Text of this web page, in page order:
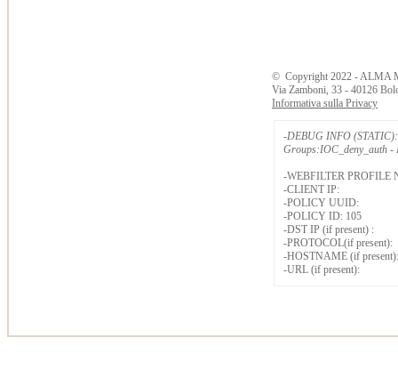
© Copyright 2022 - ALMA
Via Zamboni, 33 - 40126
Informativa sulla Privacy
-DEBUG INFO (STATIC):
Groups:IOC_deny_auth -
-WEBFILTER PROFILE
-CLIENT IP:
-POLICY UUID:
-POLICY ID: 105
-DST IP (if present) :
-PROTOCOL(if present):
-HOSTNAME (if present):
-URL (if present):